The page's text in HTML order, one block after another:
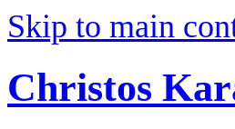
Skip to main
Christos